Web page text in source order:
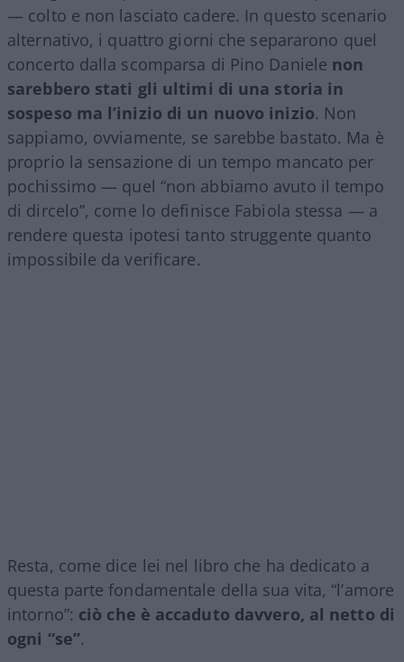
— colto e non lasciato cadere. In questo scenario
alternativo, i quattro giorni che separarono quel
concerto dalla scomparsa di Pino Daniele non
sarebbero stati gli ultimi di una storia in
sospeso ma l’inizio di un nuovo inizio. Non
sappiamo, ovviamente, se sarebbe bastato. Ma è
proprio la sensazione di un tempo mancato per
pochissimo — quel “non abbiamo avuto il tempo
di dircelo”, come lo definisce Fabiola stessa — a
rendere questa ipotesi tanto struggente quanto
impossibile da verificare.
Resta, come dice lei nel libro che ha dedicato a
questa parte fondamentale della sua vita, “l’amore
intorno”: ciò che è accaduto davvero, al netto di
ogni “se”.